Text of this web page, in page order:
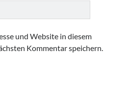
und Website in diesem
Kommentar speichern.